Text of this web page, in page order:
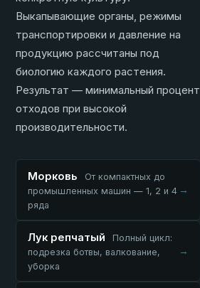
Выкапывающие органы, режимы
транспортировки и давление на
продукцию рассчитаны под
биологию каждого растения.
Результат — минимальный процент
отходов при высокой
производительности.
Морковь
От компактных до
промышленных машин — 1, 2 и 4
ряда
→
Лук репчатый
Полный цикл:
подрезка ботвы, валкование,
уборка
→